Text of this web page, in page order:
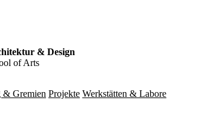
& Design
of Arts
& Gremien Projekte Werkstätten & Labore